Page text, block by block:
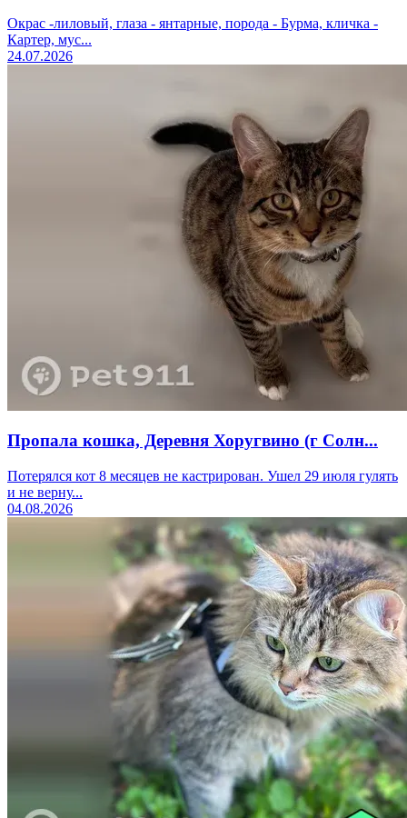
Окрас -лиловый, глаза - янтарные, порода - Бурма, кличка -
Картер, мус...
24.07.2026
Пропала кошка, Деревня Хоругвино (г Солн...
Потерялся кот 8 месяцев не кастрирован. Ушел 29 июля гулять
и не верну...
04.08.2026